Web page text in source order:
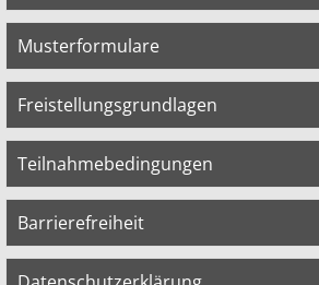
Musterformulare
Freistellungsgrundlagen
Teilnahmebedingungen
Barrierefreiheit